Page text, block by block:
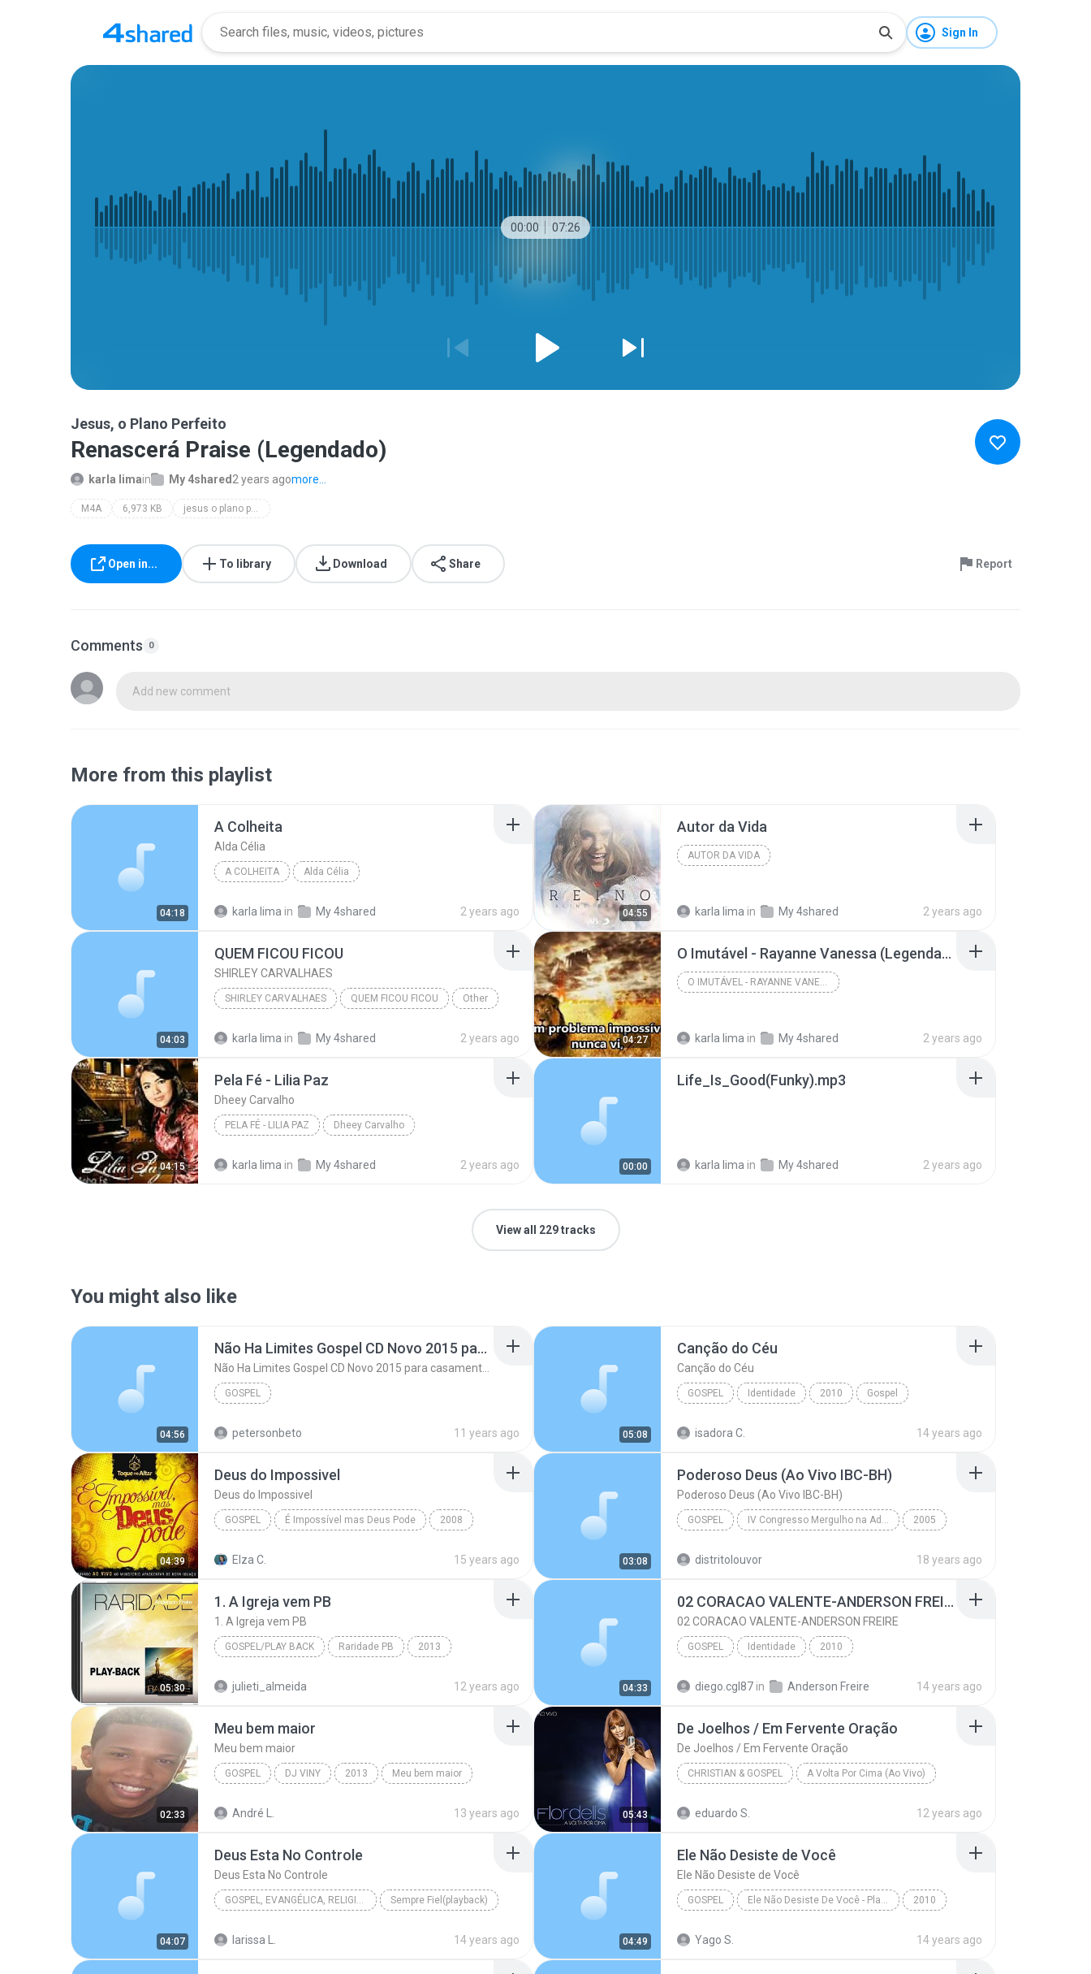
Sign In
00:00 07:26
Jesus, o Plano Perfeito
Renascerá Praise (Legendado)
karla limain My 4shared 2 years agomore...
M4A 6,973 KB jesus o plano perfeito
Open in... To library Download Share Report
Comments 0
Add new comment
More from this playlist
04:18
A Colheita
Alda Célia
A COLHEITA Alda Célia
karla lima in My 4shared 2 years ago 04:55
Autor da Vida
AUTOR DA VIDA
karla lima in My 4shared 2 years ago
04:03
QUEM FICOU FICOU
SHIRLEY CARVALHAES
SHIRLEY CARVALHAES QUEM FICOU FICOU Other
karla lima in My 4shared 2 years ago 04:27
O Imutável - Rayanne Vanessa (Legendado)
O IMUTÁVEL - RAYANNE VANESSA (LEGENDADO)
karla lima in My 4shared 2 years ago
04:15
Pela Fé - Lilia Paz
Dheey Carvalho
PELA FÉ - LILIA PAZ Dheey Carvalho
karla lima in My 4shared 2 years ago 00:00
Life_Is_Good(Funky).mp3
karla lima in My 4shared 2 years ago
View all 229 tracks
You might also like
04:56
Não Ha Limites Gospel CD Novo 2015 para casamento casal musica romantica
GOSPEL
petersonbeto 11 years ago 05:08
Canção do Céu
Canção do Céu
GOSPEL Identidade 2010 Gospel
isadora C. 14 years ago
04:39
Deus do Impossivel
Deus do Impossivel
GOSPEL É Impossível mas Deus Pode 2008
Elza C. 15 years ago 03:08
Poderoso Deus (Ao Vivo IBC-BH)
Poderoso Deus (Ao Vivo IBC-BH)
GOSPEL IV Congresso Mergulho na Adoração 2005
distritolouvor 18 years ago
05:30
1. A Igreja vem PB
1. A Igreja vem PB
GOSPEL/PLAY BACK Raridade PB 2013
julieti_almeida 12 years ago 04:33
02 CORACAO VALENTE-ANDERSON FREIRE
02 CORACAO VALENTE-ANDERSON FREIRE
GOSPEL Identidade 2010
diego.cgl87 in Anderson Freire 14 years ago
02:33
Meu bem maior
Meu bem maior
GOSPEL DJ VINY 2013 Meu bem maior
André L. 13 years ago 05:43
De Joelhos / Em Fervente Oração
De Joelhos / Em Fervente Oração
CHRISTIAN & GOSPEL A Volta Por Cima (Ao Vivo)
eduardo S. 12 years ago
04:07
Deus Esta No Controle
Deus Esta No Controle
GOSPEL, EVANGÉLICA, RELIGIOSA Sempre Fiel(playback)
larissa L. 14 years ago 04:49
Ele Não Desiste de Você
Ele Não Desiste de Você
GOSPEL Ele Não Desiste De Você - Playback 2010
Yago S. 14 years ago